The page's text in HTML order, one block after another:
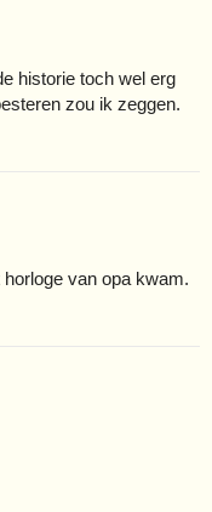
historie toch wel erg
zou ik zeggen.
van opa kwam.